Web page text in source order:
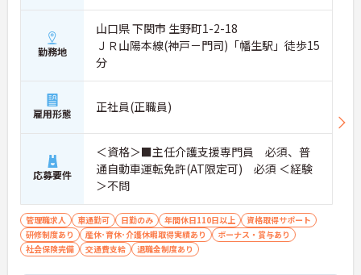
勤務地
山口県 下関市 生野町1-2-18
ＪＲ山陽本線(神戸－門司)「幡生駅」徒歩15
分
雇用形態 正社員(正職員)
応募要件
＜資格＞■主任介護支援専門員 必須、普
通自動車運転免許(AT限定可) 必須 ＜経験
＞不問
管理職求人 車通勤可 日勤のみ 年間休日110日以上
資格取得サポート
研修制度あり
産休･育休･介護休暇取得実績あり
ボーナス・賞与あり
社会保険完備
交通費支給 退職金制度あり